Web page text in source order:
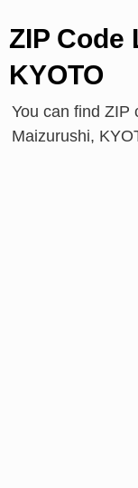
ZIP Code
KYOTO
You can find ZIP
Maizurushi,